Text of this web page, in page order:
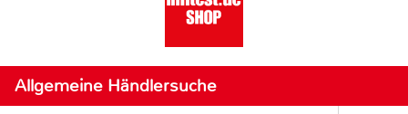
Allgemeine Händlersuche